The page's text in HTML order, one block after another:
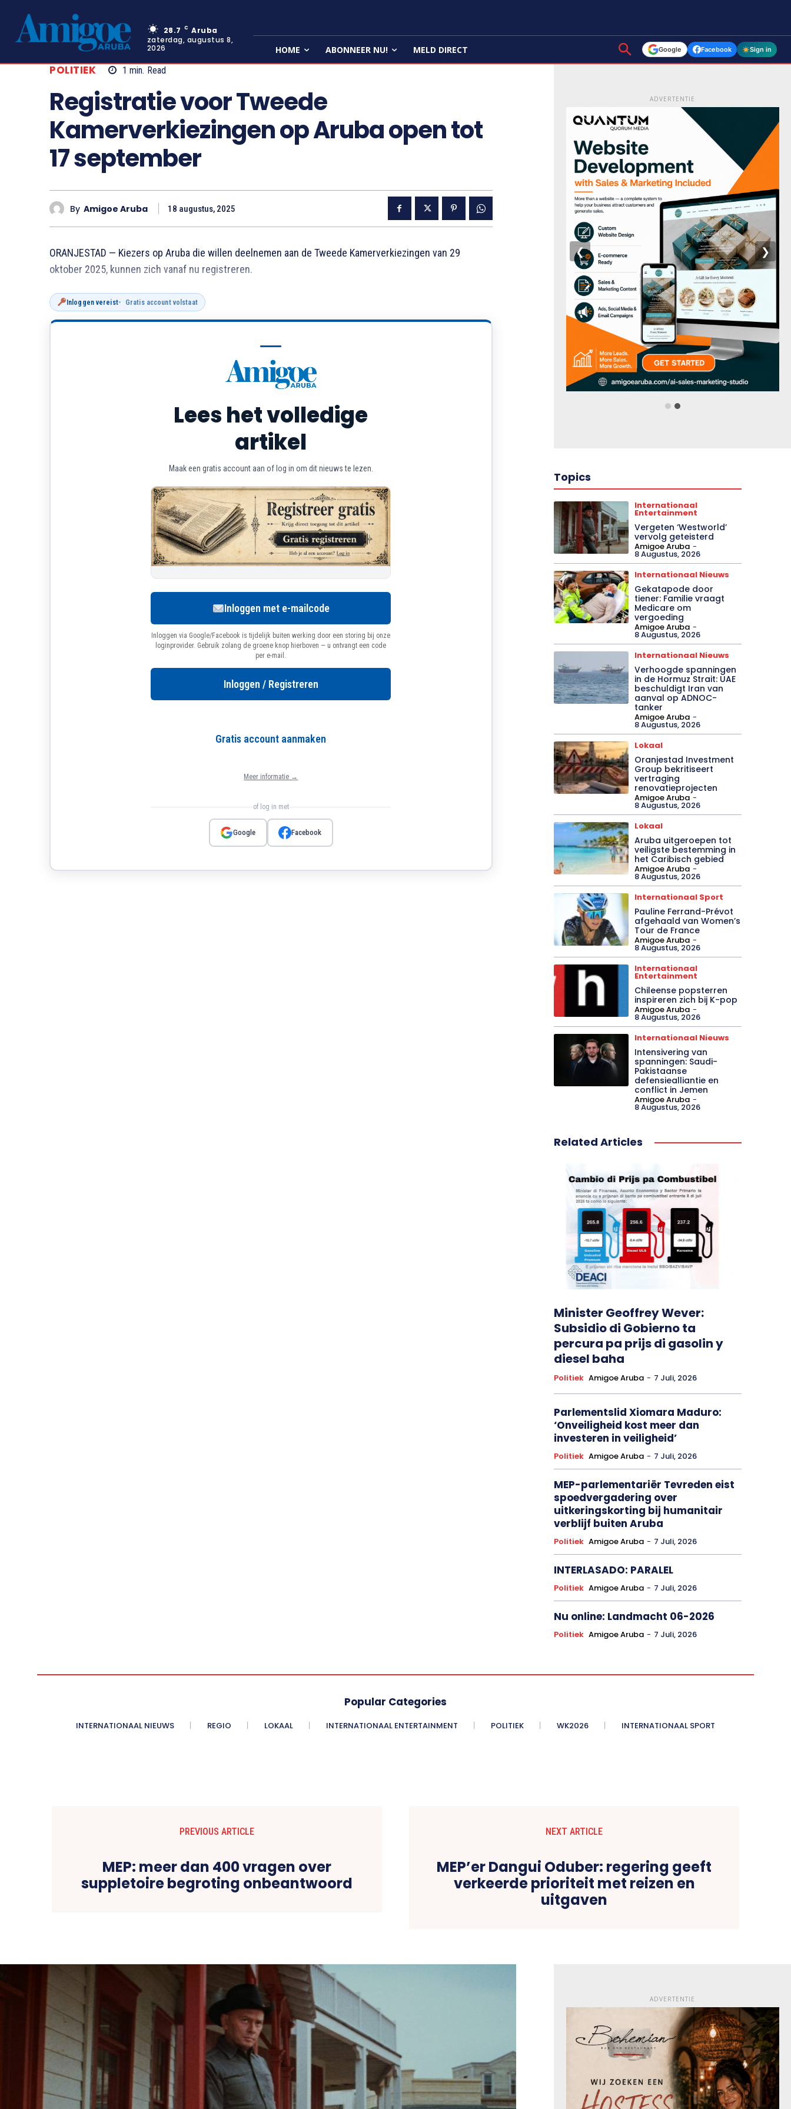
28.7 C Aruba
zaterdag, augustus 8,
2026
HOME ABONNEER NU! MELD DIRECT Google Facebook Sign in
POLITIEK 1 min. Read
Registratie voor Tweede
Kamerverkiezingen op Aruba open tot
17 september
By Amigoe Aruba 18 augustus, 2025
ORANJESTAD — Kiezers op Aruba die willen deelnemen aan de Tweede Kamerverkiezingen van 29
oktober 2025, kunnen zich vanaf nu registreren.
Inloggen vereist Gratis account volstaat
Lees het volledige
artikel
Maak een gratis account aan of log in om dit nieuws te lezen.
Inloggen met e-mailcode
Inloggen via Google/Facebook is tijdelijk buiten werking door een storing bij onze
loginprovider. Gebruik zolang de groene knop hierboven — u ontvangt een code
per e-mail.
Inloggen / Registreren
Gratis account aanmaken
Meer informatie →
of log in met
Google Facebook
ADVERTENTIE
❮ ❯
Topics
Internationaal
Entertainment
Vergeten ‘Westworld’
vervolg geteisterd
Amigoe Aruba -
8 Augustus, 2026
Internationaal Nieuws
Gekatapode door
tiener: Familie vraagt
Medicare om
vergoeding
Amigoe Aruba -
8 Augustus, 2026
Internationaal Nieuws
Verhoogde spanningen
in de Hormuz Strait: UAE
beschuldigt Iran van
aanval op ADNOC-
tanker
Amigoe Aruba -
8 Augustus, 2026
Lokaal
Oranjestad Investment
Group bekritiseert
vertraging
renovatieprojecten
Amigoe Aruba -
8 Augustus, 2026
Lokaal
Aruba uitgeroepen tot
veiligste bestemming in
het Caribisch gebied
Amigoe Aruba -
8 Augustus, 2026
Internationaal Sport
Pauline Ferrand-Prévot
afgehaald van Women’s
Tour de France
Amigoe Aruba -
8 Augustus, 2026
Internationaal
Entertainment
Chileense popsterren
inspireren zich bij K-pop
Amigoe Aruba -
8 Augustus, 2026
Internationaal Nieuws
Intensivering van
spanningen: Saudi-
Pakistaanse
defensiealliantie en
conflict in Jemen
Amigoe Aruba -
8 Augustus, 2026
Related Articles
Minister Geoffrey Wever:
Subsidio di Gobierno ta
percura pa prijs di gasolin y
diesel baha
Politiek Amigoe Aruba - 7 Juli, 2026
Parlementslid Xiomara Maduro:
‘Onveiligheid kost meer dan
investeren in veiligheid’
Politiek Amigoe Aruba - 7 Juli, 2026
MEP-parlementariër Tevreden eist
spoedvergadering over
uitkeringskorting bij humanitair
verblijf buiten Aruba
Politiek Amigoe Aruba - 7 Juli, 2026
INTERLASADO: PARALEL
Politiek Amigoe Aruba - 7 Juli, 2026
Nu online: Landmacht 06-2026
Politiek Amigoe Aruba - 7 Juli, 2026
Popular Categories
INTERNATIONAAL NIEUWS REGIO LOKAAL INTERNATIONAAL ENTERTAINMENT POLITIEK WK2026 INTERNATIONAAL SPORT
PREVIOUS ARTICLE
MEP: meer dan 400 vragen over
suppletoire begroting onbeantwoord
NEXT ARTICLE
MEP’er Dangui Oduber: regering geeft
verkeerde prioriteit met reizen en
uitgaven